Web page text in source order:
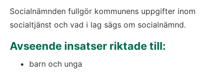
Socialnämnden fullgör kommunens uppgifter inom
socialtjänst och vad i lag sägs om socialnämnd.
Avseende insatser riktade till:
barn och unga